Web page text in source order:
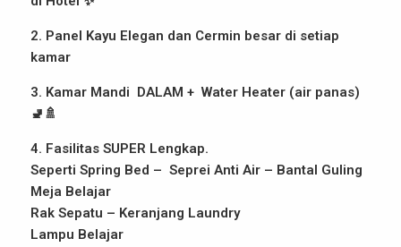
2. Panel Kayu Elegan dan Cermin besar di setiap
kamar
3. Kamar Mandi DALAM + Water Heater (air panas)
🚽🚿
4. Fasilitas SUPER Lengkap.
Seperti Spring Bed – Seprei Anti Air – Bantal Guling
Meja Belajar
Rak Sepatu – Keranjang Laundry
Lampu Belajar